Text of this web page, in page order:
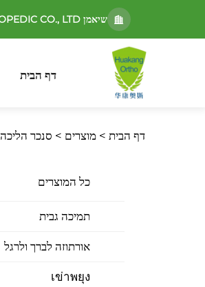
שיאמן HUAKANG ORTHOPEDIC CO., LTD.
דף הבית
דף הבית > מוצרים > סנכר הליכה
כל המוצרים
תמיכה גבית
אורתוזה לברך ולרגל
เข่าพยุง